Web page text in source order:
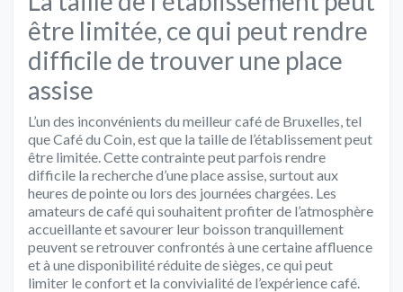
être limitée, ce qui peut rendre
difficile de trouver une place
assise
L’un des inconvénients du meilleur café de Bruxelles, tel
que Café du Coin, est que la taille de l’établissement peut
être limitée. Cette contrainte peut parfois rendre
difficile la recherche d’une place assise, surtout aux
heures de pointe ou lors des journées chargées. Les
amateurs de café qui souhaitent profiter de l’atmosphère
accueillante et savourer leur boisson tranquillement
peuvent se retrouver confrontés à une certaine affluence
et à une disponibilité réduite de sièges, ce qui peut
limiter le confort et la convivialité de l’expérience café.